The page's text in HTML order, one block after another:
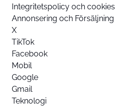
Integritetspolicy och cookies
Annonsering och Försäljning
X
TikTok
Facebook
Mobil
Google
Gmail
Teknologi